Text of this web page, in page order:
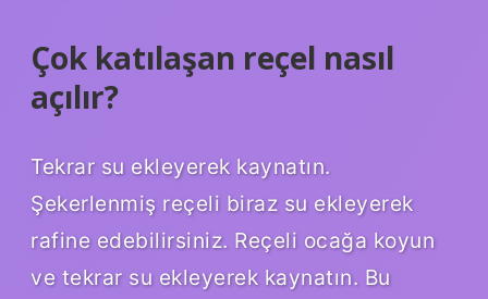
Çok katılaşan reçel nasıl
açılır?
Tekrar su ekleyerek kaynatın.
Şekerlenmiş reçeli biraz su ekleyerek
rafine edebilirsiniz. Reçeli ocağa koyun
ve tekrar su ekleyerek kaynatın. Bu